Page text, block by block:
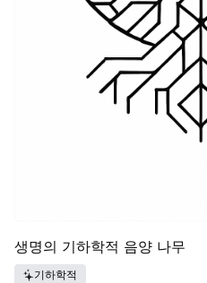
생명의 기하학적 음양 나무
기하학적